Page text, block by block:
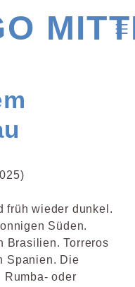
früh wieder dunkel.
Süden.
Brasilien. Torreros
Spanien. Die
Rumba- oder